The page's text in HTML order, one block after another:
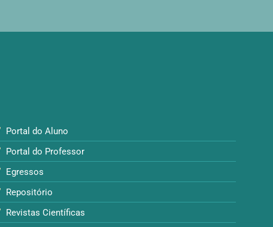
Portal do Aluno
Portal do Professor
Egressos
Repositório
Revistas Científicas